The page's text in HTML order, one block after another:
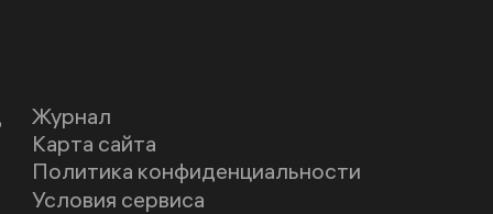
Журнал
Карта сайта
Политика конфиденциальности
Условия сервиса